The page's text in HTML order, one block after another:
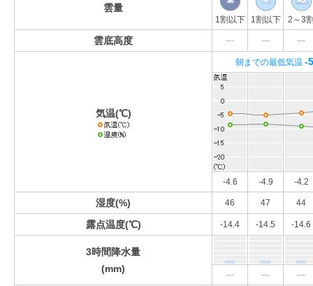
雲量
1割以下 1割以下 2～3
雲底高度 --- --- ---
気温(℃)
朝までの最低気温 -
-4.6 -4.9 -4.2
湿度(%) 46 47 44
露点温度(℃) -14.4 -14.5 -14.6
3時間降水量
(mm)
--- --- ---